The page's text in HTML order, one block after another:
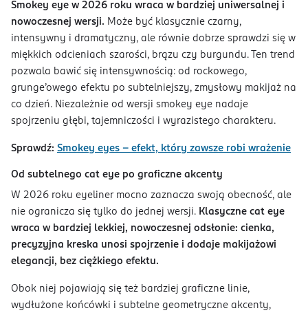
Smokey eye w 2026 roku wraca w bardziej uniwersalnej i
nowoczesnej wersji. Może być klasycznie czarny,
intensywny i dramatyczny, ale równie dobrze sprawdzi się w
miękkich odcieniach szarości, brązu czy burgundu. Ten trend
pozwala bawić się intensywnością: od rockowego,
grunge’owego efektu po subtelniejszy, zmysłowy makijaż na
co dzień. Niezależnie od wersji smokey eye nadaje
spojrzeniu głębi, tajemniczości i wyrazistego charakteru.
Sprawdź: Smokey eyes – efekt, który zawsze robi wrażenie
Od subtelnego cat eye po graficzne akcenty
W 2026 roku eyeliner mocno zaznacza swoją obecność, ale
nie ogranicza się tylko do jednej wersji. Klasyczne cat eye
wraca w bardziej lekkiej, nowoczesnej odsłonie: cienka,
precyzyjna kreska unosi spojrzenie i dodaje makijażowi
elegancji, bez ciężkiego efektu.
Obok niej pojawiają się też bardziej graficzne linie,
wydłużone końcówki i subtelne geometryczne akcenty,